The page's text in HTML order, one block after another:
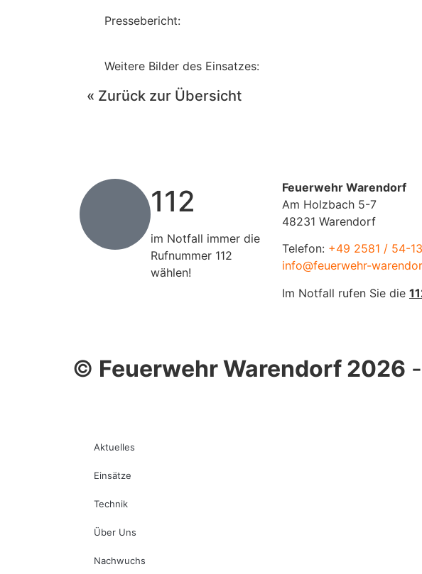
Pressebericht:
Weitere Bilder des Einsatzes:
« Zurück zur Übersicht
112
im Notfall immer die
Rufnummer 112
wählen!
Feuerwehr Warendorf
Am Holzbach 5-7
48231 Warendorf
Telefon: +49 2581 / 54-
info@feuerwehr-
Im Notfall rufen Sie die
© Feuerwehr Warendorf 2026
Aktuelles
Einsätze
Technik
Über Uns
Nachwuchs